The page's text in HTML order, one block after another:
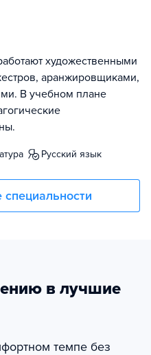
художественными
аранжировщиками,
В учебном плане
русский язык
специальности
в лучшие
темпе без